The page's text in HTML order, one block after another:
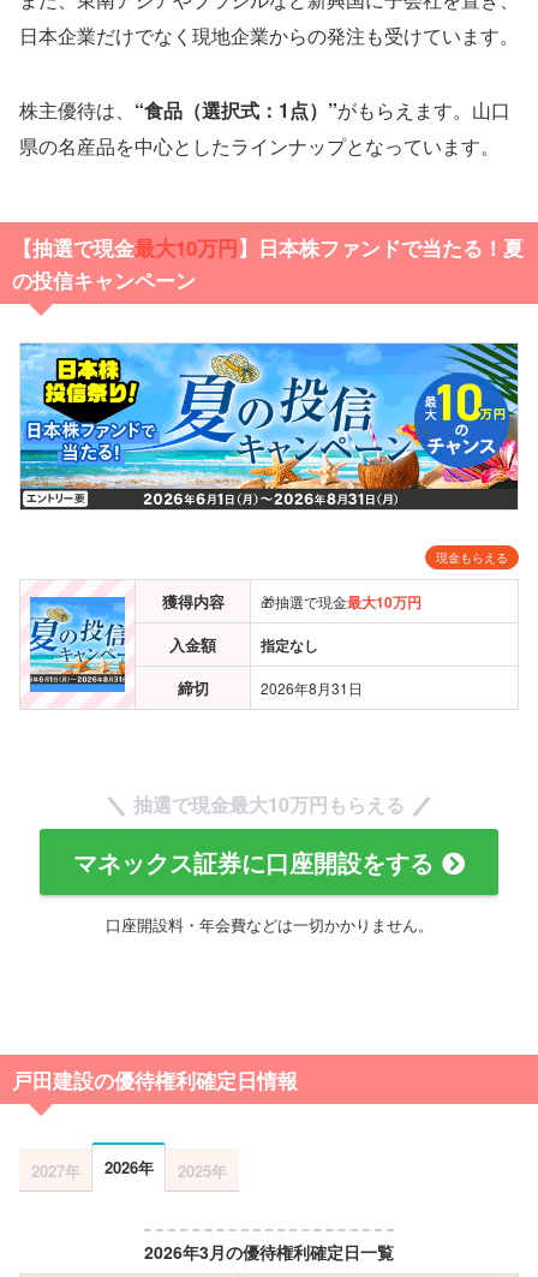
日本企業だけでなく現地企業からの発注も受けています。
株主優待は、 “食品（選択式：1点）”がもらえます。山口
県の名産品を中心としたラインナップとなっています。
【抽選で現金最大10万円】日本株ファンドで当たる！夏
の投信キャンペーン
現金もらえる
獲得内容 🎁抽選で現金最大10万円
入金額 指定なし
締切 2026年8月31日
抽選で現金最大10万円もらえる
マネックス証券に口座開設をする
口座開設料・年会費などは一切かかりません。
戸田建設の優待権利確定日情報
2027年 2026年 2025年
2026年3月の優待権利確定日一覧